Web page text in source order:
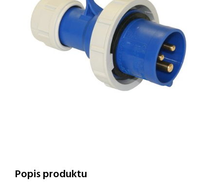
Popis produktu